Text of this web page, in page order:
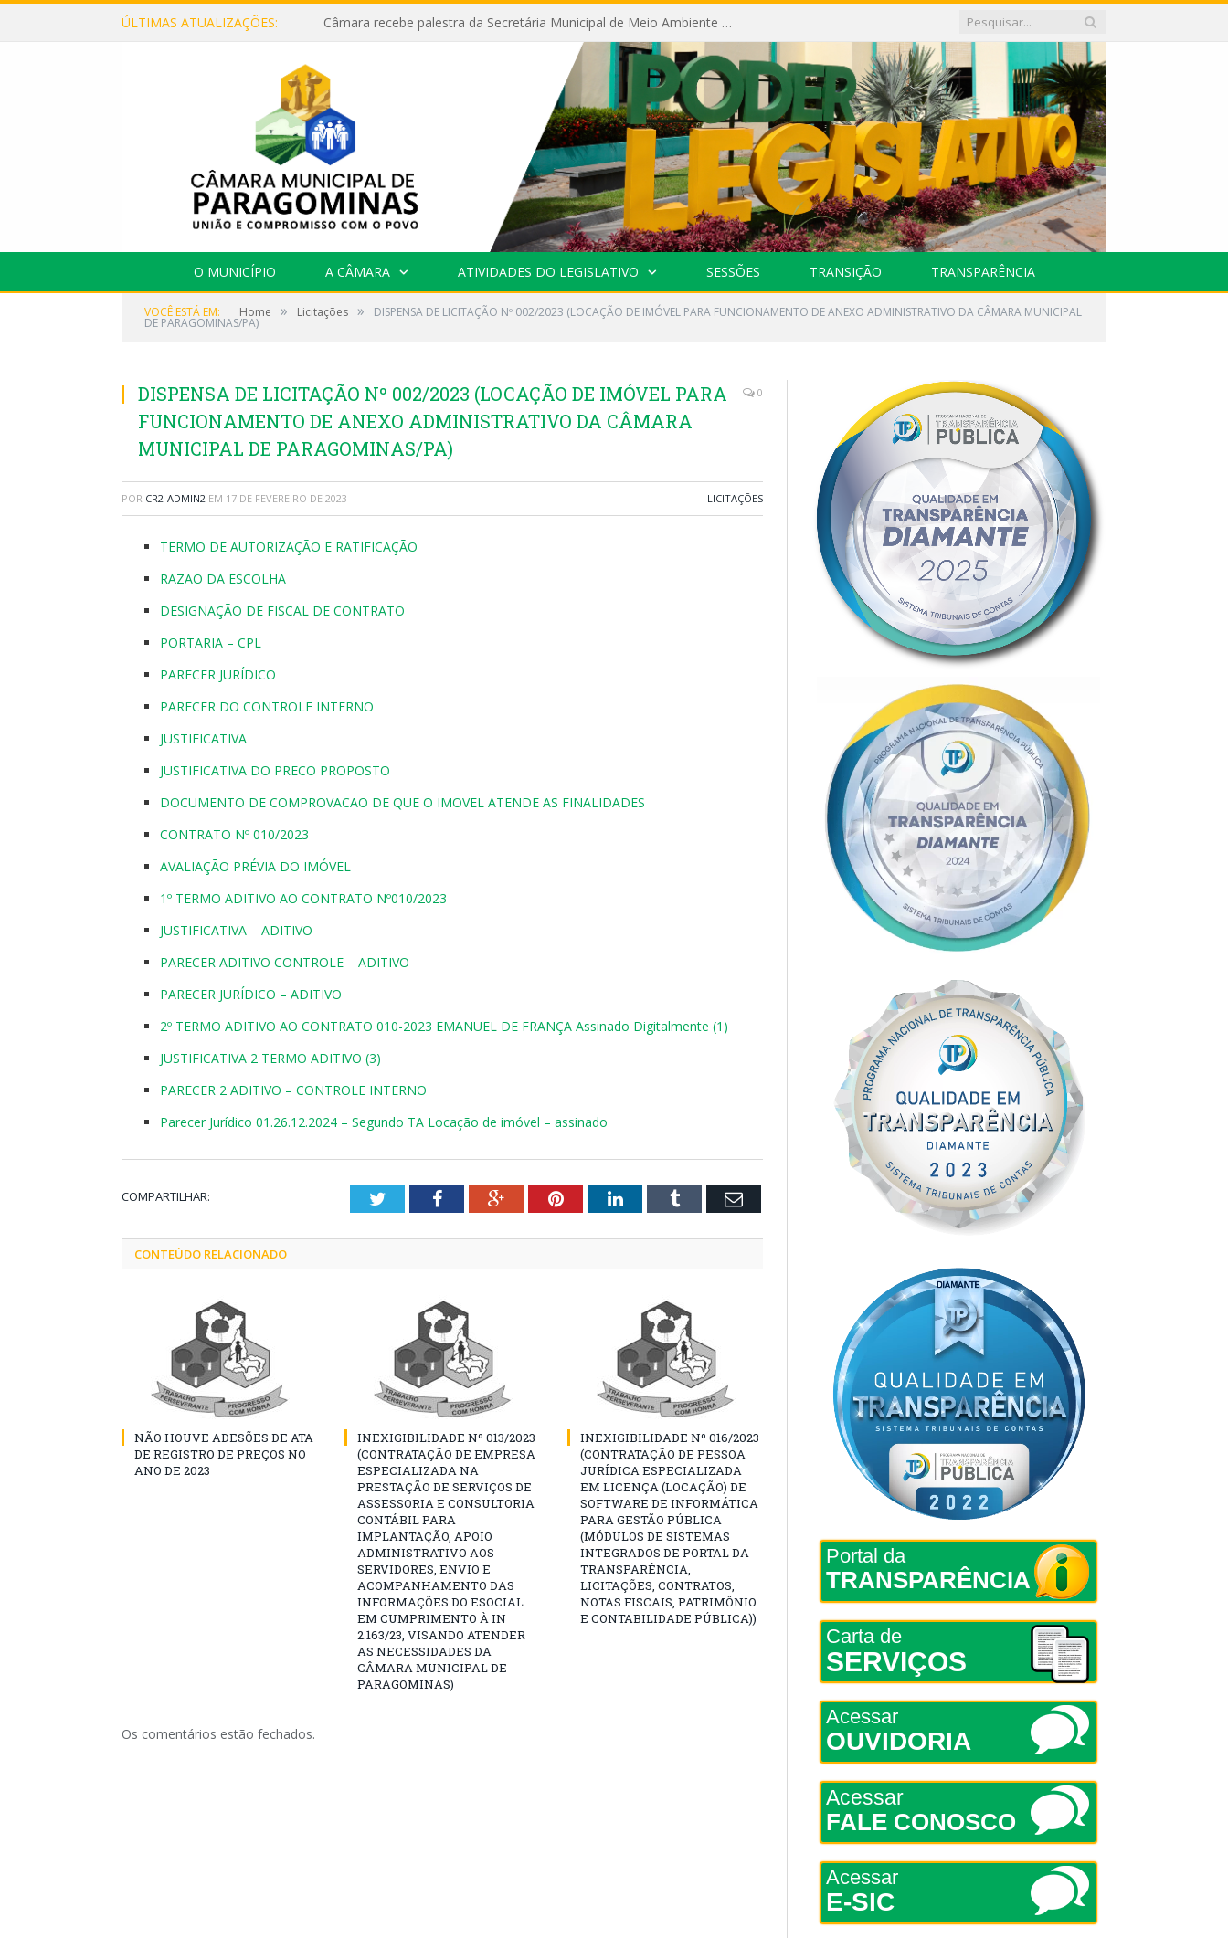
ÚLTIMAS ATUALIZAÇÕES: Câmara recebe palestra da Secretária Municipal de Meio Ambiente sobre as ações da “SEMANA DO MEIO AMBIENTE”
O MUNICÍPIO A CÂMARA ATIVIDADES DO LEGISLATIVO SESSÕES TRANSIÇÃO TRANSPARÊNCIA
VOCÊ ESTÁ EM: Home » Licitações » DISPENSA DE LICITAÇÃO Nº 002/2023 (LOCAÇÃO DE IMÓVEL PARA FUNCIONAMENTO DE ANEXO ADMINISTRATIVO DA CÂMARA MUNICIPAL
DE PARAGOMINAS/PA)
DISPENSA DE LICITAÇÃO Nº 002/2023 (LOCAÇÃO DE IMÓVEL PARA
FUNCIONAMENTO DE ANEXO ADMINISTRATIVO DA CÂMARA
MUNICIPAL DE PARAGOMINAS/PA)
0
POR CR2-ADMIN2 EM 17 DE FEVEREIRO DE 2023 LICITAÇÕES
TERMO DE AUTORIZAÇÃO E RATIFICAÇÃO
RAZAO DA ESCOLHA
DESIGNAÇÃO DE FISCAL DE CONTRATO
PORTARIA – CPL
PARECER JURÍDICO
PARECER DO CONTROLE INTERNO
JUSTIFICATIVA
JUSTIFICATIVA DO PRECO PROPOSTO
DOCUMENTO DE COMPROVACAO DE QUE O IMOVEL ATENDE AS FINALIDADES
CONTRATO Nº 010/2023
AVALIAÇÃO PRÉVIA DO IMÓVEL
1º TERMO ADITIVO AO CONTRATO Nº010/2023
JUSTIFICATIVA – ADITIVO
PARECER ADITIVO CONTROLE – ADITIVO
PARECER JURÍDICO – ADITIVO
2º TERMO ADITIVO AO CONTRATO 010-2023 EMANUEL DE FRANÇA Assinado Digitalmente (1)
JUSTIFICATIVA 2 TERMO ADITIVO (3)
PARECER 2 ADITIVO – CONTROLE INTERNO
Parecer Jurídico 01.26.12.2024 – Segundo TA Locação de imóvel – assinado
COMPARTILHAR: TwitterFacebookGoogle+PinterestLinkedInTumblr Email
CONTEÚDO RELACIONADO
NÃO HOUVE ADESÕES DE ATA
DE REGISTRO DE PREÇOS NO
ANO DE 2023
INEXIGIBILIDADE Nº 013/2023
(CONTRATAÇÃO DE EMPRESA
ESPECIALIZADA NA
PRESTAÇÃO DE SERVIÇOS DE
ASSESSORIA E CONSULTORIA
CONTÁBIL PARA
IMPLANTAÇÃO, APOIO
ADMINISTRATIVO AOS
SERVIDORES, ENVIO E
ACOMPANHAMENTO DAS
INFORMAÇÕES DO ESOCIAL
EM CUMPRIMENTO À IN
2.163/23, VISANDO ATENDER
AS NECESSIDADES DA
CÂMARA MUNICIPAL DE
PARAGOMINAS)
INEXIGIBILIDADE Nº 016/2023
(CONTRATAÇÃO DE PESSOA
JURÍDICA ESPECIALIZADA
EM LICENÇA (LOCAÇÃO) DE
SOFTWARE DE INFORMÁTICA
PARA GESTÃO PÚBLICA
(MÓDULOS DE SISTEMAS
INTEGRADOS DE PORTAL DA
TRANSPARÊNCIA,
LICITAÇÕES, CONTRATOS,
NOTAS FISCAIS, PATRIMÔNIO
E CONTABILIDADE PÚBLICA))
Os comentários estão fechados.
Portal da
TRANSPARÊNCIA
Carta de
SERVIÇOS
Acessar
OUVIDORIA
Acessar
FALE CONOSCO
Acessar
E-SIC